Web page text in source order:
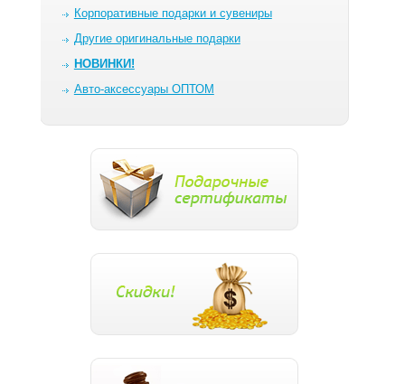
Корпоративные подарки и сувениры
Другие оригинальные подарки
НОВИНКИ!
Авто-аксессуары ОПТОМ